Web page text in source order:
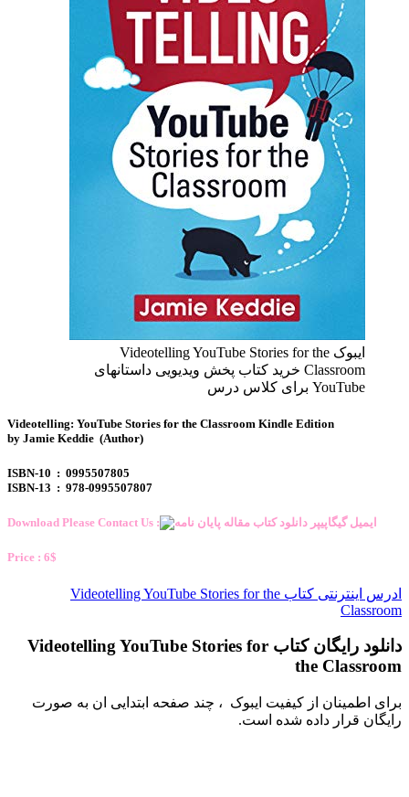
ایبوک Videotelling YouTube Stories for the
Classroom خرید کتاب پخش ویدیویی داستانهای
YouTube برای کلاس درس
Videotelling: YouTube Stories for the Classroom Kindle Edition
by Jamie Keddie (Author)
ISBN-10 ‏ : ‎ 0995507805
ISBN-13 ‏ : ‎ 978-0995507807
Download Please Contact Us :
Price : 6$
ادرس اینترنتی کتاب Videotelling YouTube Stories for the
Classroom
دانلود رایگان کتاب Videotelling YouTube Stories for
the Classroom
برای اطمینان از کیفیت ایبوک ، چند صفحه ابتدایی ان به صورت
رایگان قرار داده شده است.